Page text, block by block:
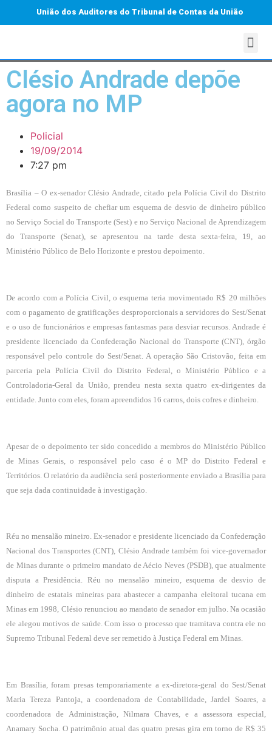
União dos Auditores do Tribunal de Contas da União
Clésio Andrade depõe
agora no MP
Policial
19/09/2014
7:27 pm
Brasília – O ex-senador Clésio Andrade, citado pela Polícia Civil do Distrito
Federal como suspeito de chefiar um esquema de desvio de dinheiro público
no Serviço Social do Transporte (Sest) e no Serviço Nacional de Aprendizagem
do Transporte (Senat), se apresentou na tarde desta sexta-feira, 19, ao
Ministério Público de Belo Horizonte e prestou depoimento.
De acordo com a Polícia Civil, o esquema teria movimentado R$ 20 milhões
com o pagamento de gratificações desproporcionais a servidores do Sest/Senat
e o uso de funcionários e empresas fantasmas para desviar recursos. Andrade é
presidente licenciado da Confederação Nacional do Transporte (CNT), órgão
responsável pelo controle do Sest/Senat. A operação São Cristovão, feita em
parceria pela Polícia Civil do Distrito Federal, o Ministério Público e a
Controladoria-Geral da União, prendeu nesta sexta quatro ex-dirigentes da
entidade. Junto com eles, foram apreendidos 16 carros, dois cofres e dinheiro.
Apesar de o depoimento ter sido concedido a membros do Ministério Público
de Minas Gerais, o responsável pelo caso é o MP do Distrito Federal e
Territórios. O relatório da audiência será posteriormente enviado a Brasília para
que seja dada continuidade à investigação.
Réu no mensalão mineiro. Ex-senador e presidente licenciado da Confederação
Nacional dos Transportes (CNT), Clésio Andrade também foi vice-governador
de Minas durante o primeiro mandato de Aécio Neves (PSDB), que atualmente
disputa a Presidência. Réu no mensalão mineiro, esquema de desvio de
dinheiro de estatais mineiras para abastecer a campanha eleitoral tucana em
Minas em 1998, Clésio renunciou ao mandato de senador em julho. Na ocasião
ele alegou motivos de saúde. Com isso o processo que tramitava contra ele no
Supremo Tribunal Federal deve ser remetido à Justiça Federal em Minas.
Em Brasília, foram presas temporariamente a ex-diretora-geral do Sest/Senat
Maria Tereza Pantoja, a coordenadora de Contabilidade, Jardel Soares, a
coordenadora de Administração, Nilmara Chaves, e a assessora especial,
Anamary Socha. O patrimônio atual das quatro presas gira em torno de R$ 35